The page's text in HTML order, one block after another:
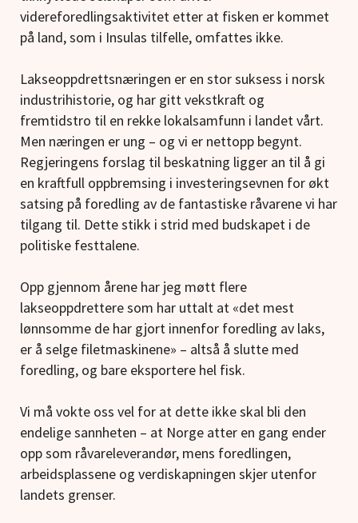
videreforedlingsaktivitet etter at fisken er kommet
på land, som i Insulas tilfelle, omfattes ikke.
Lakseoppdrettsnæringen er en stor suksess i norsk
industrihistorie, og har gitt vekstkraft og
fremtidstro til en rekke lokalsamfunn i landet vårt.
Men næringen er ung – og vi er nettopp begynt.
Regjeringens forslag til beskatning ligger an til å gi
en kraftfull oppbremsing i investeringsevnen for økt
satsing på foredling av de fantastiske råvarene vi har
tilgang til. Dette stikk i strid med budskapet i de
politiske festtalene.
Opp gjennom årene har jeg møtt flere
lakseoppdrettere som har uttalt at «det mest
lønnsomme de har gjort innenfor foredling av laks,
er å selge filetmaskinene» – altså å slutte med
foredling, og bare eksportere hel fisk.
Vi må vokte oss vel for at dette ikke skal bli den
endelige sannheten – at Norge atter en gang ender
opp som råvareleverandør, mens foredlingen,
arbeidsplassene og verdiskapningen skjer utenfor
landets grenser.